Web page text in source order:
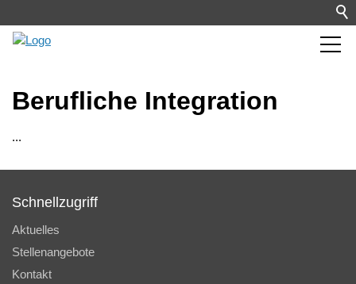
Berufliche Integration
...
Schnellzugriff
Aktuelles
Stellenangebote
Kontakt